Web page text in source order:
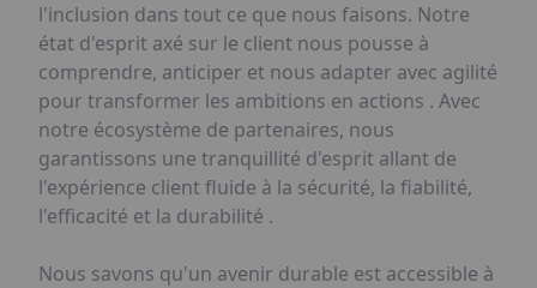
l'inclusion dans tout ce que nous faisons. Notre
état d'esprit axé sur le client nous pousse à
comprendre, anticiper et nous adapter avec agilité
pour transformer les ambitions en actions . Avec
notre écosystème de partenaires, nous
garantissons une tranquillité d'esprit allant de
l'expérience client fluide à la sécurité, la fiabilité,
l'efficacité et la durabilité .
Nous savons qu'un avenir durable est accessible à